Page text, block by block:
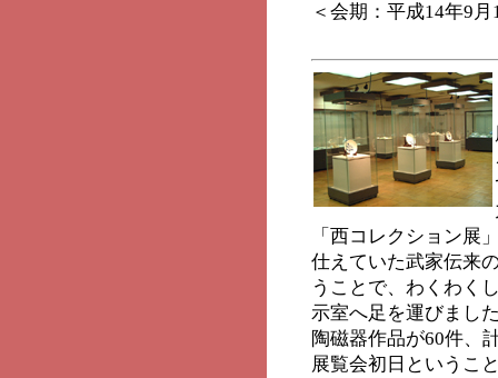
＜会期：平成14年9
「西コレクション展
仕えていた武家伝来
うことで、わくわく
示室へ足を運びまし
陶磁器作品が60件、
展覧会初日というこ